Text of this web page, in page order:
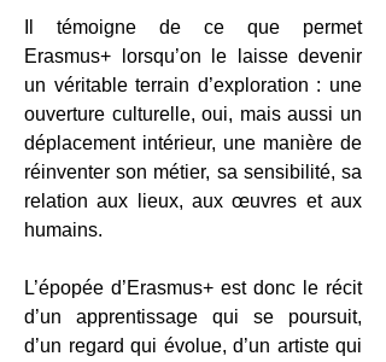
Il témoigne de ce que permet
Erasmus+ lorsqu’on le laisse devenir
un véritable terrain d’exploration : une
ouverture culturelle, oui, mais aussi un
déplacement intérieur, une manière de
réinventer son métier, sa sensibilité, sa
relation aux lieux, aux œuvres et aux
humains.
L’épopée d’Erasmus+ est donc le récit
d’un apprentissage qui se poursuit,
d’un regard qui évolue, d’un artiste qui